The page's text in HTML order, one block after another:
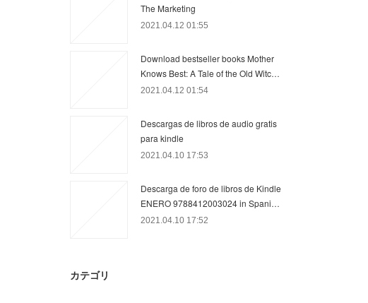
The Marketing
2021.04.12 01:55
Download bestseller books Mother
Knows Best: A Tale of the Old Witc…
2021.04.12 01:54
Descargas de libros de audio gratis
para kindle
2021.04.10 17:53
Descarga de foro de libros de Kindle
ENERO 9788412003024 in Spani…
2021.04.10 17:52
カテゴリ